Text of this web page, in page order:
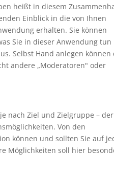
heißt in diesem
Einblick in die von Ihnen
erhalten. Sie können
Sie in dieser Anwendung tun
Selbst Hand anlegen können
andere „Moderatoren" oder
nach Ziel und Zielgruppe – der
Von den
können und sollten Sie auf
Möglichkeiten soll hier